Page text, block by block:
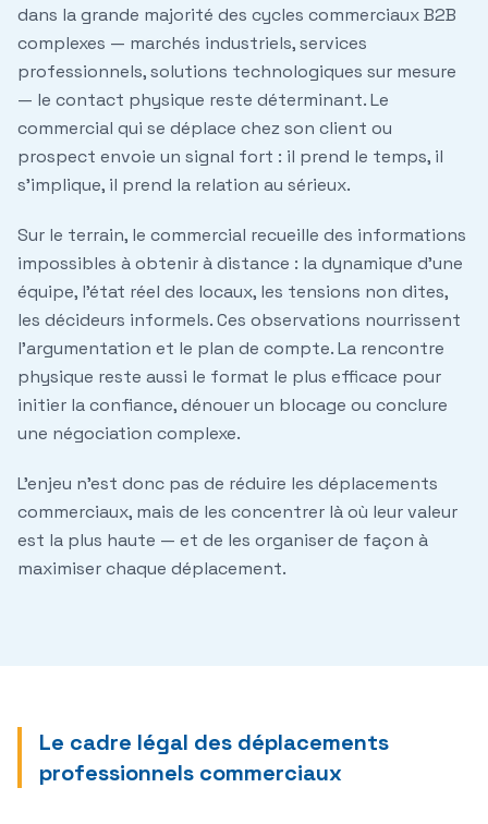
dans la grande majorité des cycles commerciaux B2B
complexes — marchés industriels, services
professionnels, solutions technologiques sur mesure
— le contact physique reste déterminant. Le
commercial qui se déplace chez son client ou
prospect envoie un signal fort : il prend le temps, il
s'implique, il prend la relation au sérieux.
Sur le terrain, le commercial recueille des informations
impossibles à obtenir à distance : la dynamique d'une
équipe, l'état réel des locaux, les tensions non dites,
les décideurs informels. Ces observations nourrissent
l'argumentation et le plan de compte. La rencontre
physique reste aussi le format le plus efficace pour
initier la confiance, dénouer un blocage ou conclure
une négociation complexe.
L'enjeu n'est donc pas de réduire les déplacements
commerciaux, mais de les concentrer là où leur valeur
est la plus haute — et de les organiser de façon à
maximiser chaque déplacement.
Le cadre légal des déplacements
professionnels commerciaux